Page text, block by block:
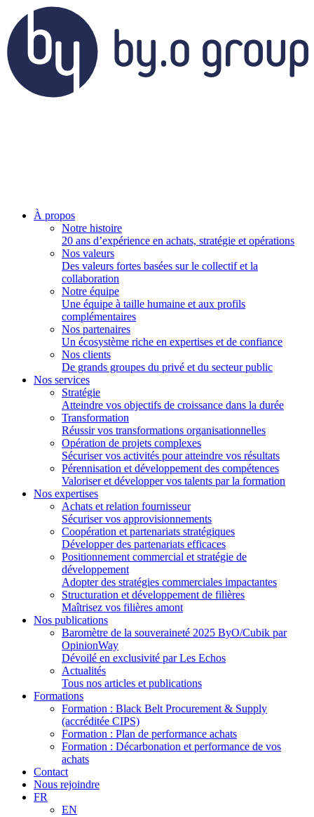
À propos
Notre histoire
20 ans d’expérience en achats, stratégie et opérations
Nos valeurs
Des valeurs fortes basées sur le collectif et la
collaboration
Notre équipe
Une équipe à taille humaine et aux profils
complémentaires
Nos partenaires
Un écosystème riche en expertises et de confiance
Nos clients
De grands groupes du privé et du secteur public
Nos services
Stratégie
Atteindre vos objectifs de croissance dans la durée
Transformation
Réussir vos transformations organisationnelles
Opération de projets complexes
Sécuriser vos activités pour atteindre vos résultats
Pérennisation et développement des compétences
Valoriser et développer vos talents par la formation
Nos expertises
Achats et relation fournisseur
Sécuriser vos approvisionnements
Coopération et partenariats stratégiques
Développer des partenariats efficaces
Positionnement commercial et stratégie de
développement
Adopter des stratégies commerciales impactantes
Structuration et développement de filières
Maîtrisez vos filières amont
Nos publications
Baromètre de la souveraineté 2025 ByO/Cubik par
OpinionWay
Dévoilé en exclusivité par Les Echos
Actualités
Tous nos articles et publications
Formations
Formation : Black Belt Procurement & Supply
(accréditée CIPS)
Formation : Plan de performance achats
Formation : Décarbonation et performance de vos
achats
Contact
Nous rejoindre
FR
EN